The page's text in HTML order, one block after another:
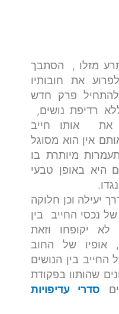
מזלו , הסתבך
את חובותיו
פרק חדש
רדיפת נושים,
את אותו חייב
אין הוא מסוגל
מיותרת בו
היא באופן טבעי
יעילה וכן חלוקה
של נכסי החייב בין
לא יקופחו וזאת
אופיו של החוב
החייב בין הנושים
שהותוו בפקודת
סדרי עדיפויות